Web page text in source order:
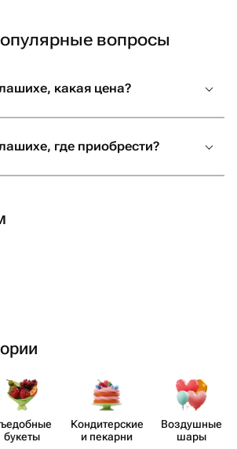
вопросы
какая цена?
где приобрести?
букеты
Кондит​ерские
и пекарни
Воздушные
шары